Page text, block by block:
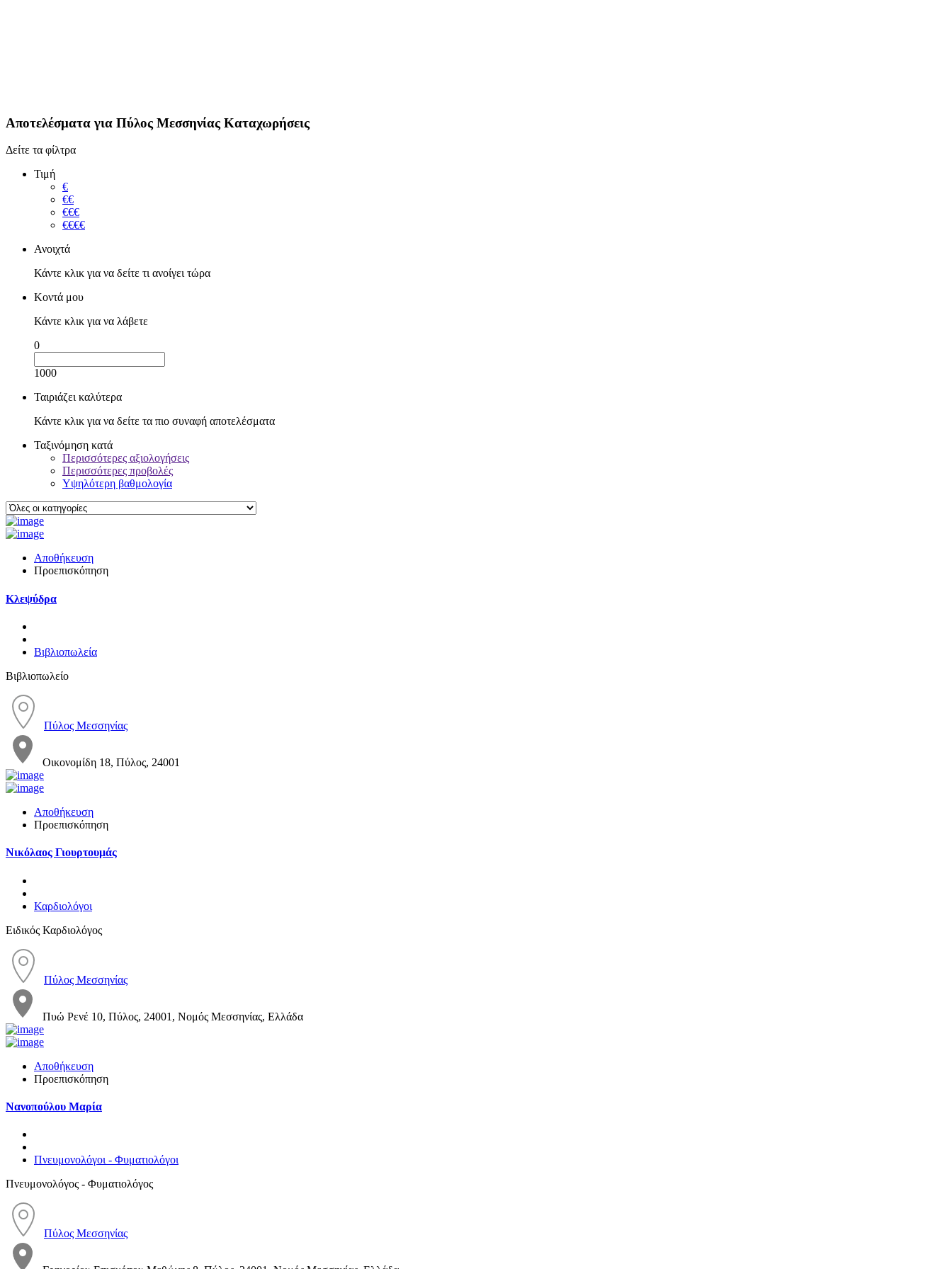
Αποτελέσματα για Πύλος Μεσσηνίας Καταχωρήσεις
Δείτε τα φίλτρα
Τιμή
€
€€
€€€
€€€€
Ανοιχτά
Κάντε κλικ για να δείτε τι ανοίγει τώρα
Κοντά μου
Κάντε κλικ για να λάβετε
0
1000
Ταιριάζει καλύτερα
Κάντε κλικ για να δείτε τα πιο συναφή αποτελέσματα
Ταξινόμηση κατά
Περισσότερες αξιολογήσεις
Περισσότερες προβολές
Υψηλότερη βαθμολογία
Αποθήκευση
Προεπισκόπηση
Κλεψύδρα
Βιβλιοπωλεία
Βιβλιοπωλείο
Πύλος Μεσσηνίας
Οικονομίδη 18, Πύλος, 24001
Αποθήκευση
Προεπισκόπηση
Νικόλαος Γιουρτουμάς
Καρδιολόγοι
Ειδικός Καρδιολόγος
Πύλος Μεσσηνίας
Πυώ Ρενέ 10, Πύλος, 24001, Νομός Μεσσηνίας, Ελλάδα
Αποθήκευση
Προεπισκόπηση
Νανοπούλου Μαρία
Πνευμονολόγοι - Φυματιολόγοι
Πνευμονολόγος - Φυματιολόγος
Πύλος Μεσσηνίας